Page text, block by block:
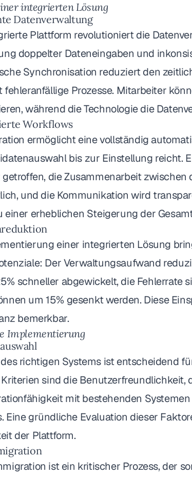
integrierten Lösung
Datenverwaltung
Plattform revolutioniert die
doppelter Dateneingaben und
Synchronisation reduziert den
Prozesse. Mitarbeiter
während die Technologie die
Workflows
ermöglicht eine vollständig
bis zur Einstellung reicht.
die Zusammenarbeit
und die Kommunikation wird
einer erheblichen Steigerung der
einer integrierten Lösung
Der Verwaltungsaufwand
schneller abgewickelt, die Fehlerrate
um 15% gesenkt werden. Diese
bemerkbar.
Implementierung
richtigen Systems ist entscheidend
sind die Benutzerfreundlichkeit,
mit bestehenden
Eine gründliche Evaluation dieser
der Plattform.
ist ein kritischer Prozess, der